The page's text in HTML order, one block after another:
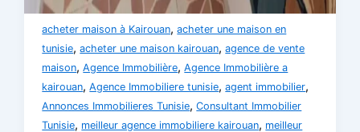
acheter maison à Kairouan,acheter une maison en
tunisie,acheter une maison kairouan,agence de vente
maison,Agence Immobilière,Agence Immobilière a
kairouan,Agence Immobiliere tunisie,agent immobilier,
Annonces Immobilieres Tunisie,Consultant Immobilier
Tunisie, meilleur agence immobiliere kairouan, meilleur